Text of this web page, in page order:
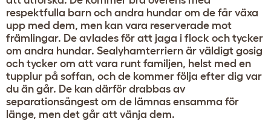
respektfulla barn och andra hundar om de får växa
upp med dem, men kan vara reserverade mot
främlingar. De avlades för att jaga i flock och tycker
om andra hundar. Sealyhamterriern är väldigt gosig
och tycker om att vara runt familjen, helst med en
tupplur på soffan, och de kommer följa efter dig var
du än går. De kan därför drabbas av
separationsångest om de lämnas ensamma för
länge, men det går att vänja dem.